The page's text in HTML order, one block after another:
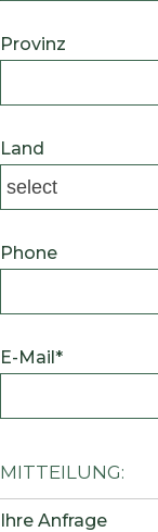
Provinz
Land
Phone
E-Mail*
Mitteilung:
Ihre Anfrage